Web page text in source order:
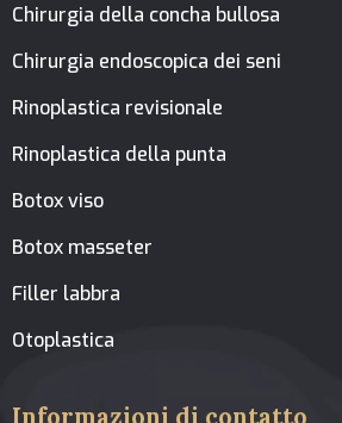
Chirurgia della concha bullosa
Chirurgia endoscopica dei seni
Rinoplastica revisionale
Rinoplastica della punta
Botox viso
Botox masseter
Filler labbra
Otoplastica